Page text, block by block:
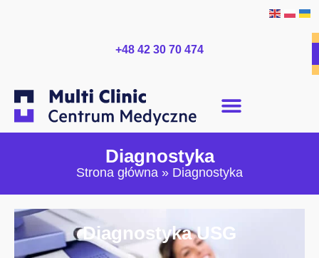
+48 42 30 70 474
Diagnostyka
Strona główna » Diagnostyka
Diagnostyka USG